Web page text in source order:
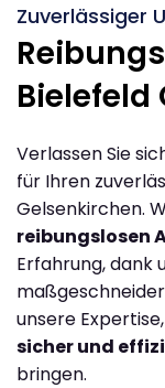
Zuverlässiger
Bielefeld
Verlassen Sie
für Ihren
Gelsenkirchen.
reibungslosen
Erfahrung, dank
unsere
sicher und
bringen.